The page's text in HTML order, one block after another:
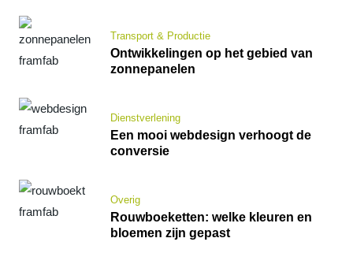
Transport & Productie
Ontwikkelingen op het gebied van
zonnepanelen
Dienstverlening
Een mooi webdesign verhoogt de
conversie
Overig
Rouwboeketten: welke kleuren en
bloemen zijn gepast